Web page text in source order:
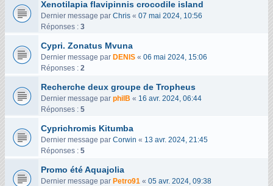
Xenotilapia flavipinnis crocodile island
Dernier message par Chris « 07 mai 2024, 10:56
Réponses : 3
Cypri. Zonatus Mvuna
Dernier message par DENIS « 06 mai 2024, 15:06
Réponses : 2
Recherche deux groupe de Tropheus
Dernier message par philB « 16 avr. 2024, 06:44
Réponses : 5
Cyprichromis Kitumba
Dernier message par Corwin « 13 avr. 2024, 21:45
Réponses : 5
Promo été Aquajolia
Dernier message par Petro91 « 05 avr. 2024, 09:38